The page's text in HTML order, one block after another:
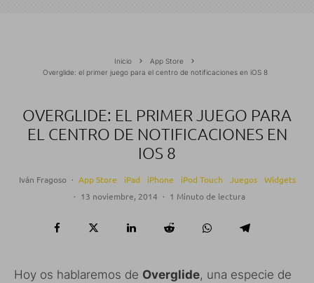
Inicio
App Store
Overglide: el primer juego para el centro de notificaciones en iOS 8
OVERGLIDE: EL PRIMER JUEGO PARA
EL CENTRO DE NOTIFICACIONES EN
IOS 8
Iván Fragoso · App Store iPad iPhone iPod Touch Juegos
Widgets
· 13 noviembre, 2014 · 1 Minuto de lectura
Hoy os hablaremos de Overglide, una especie de